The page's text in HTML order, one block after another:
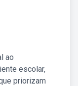
ao
escolar,
priorizam